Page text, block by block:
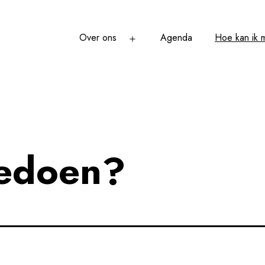
Over ons
Open
Agenda Hoe kan ik